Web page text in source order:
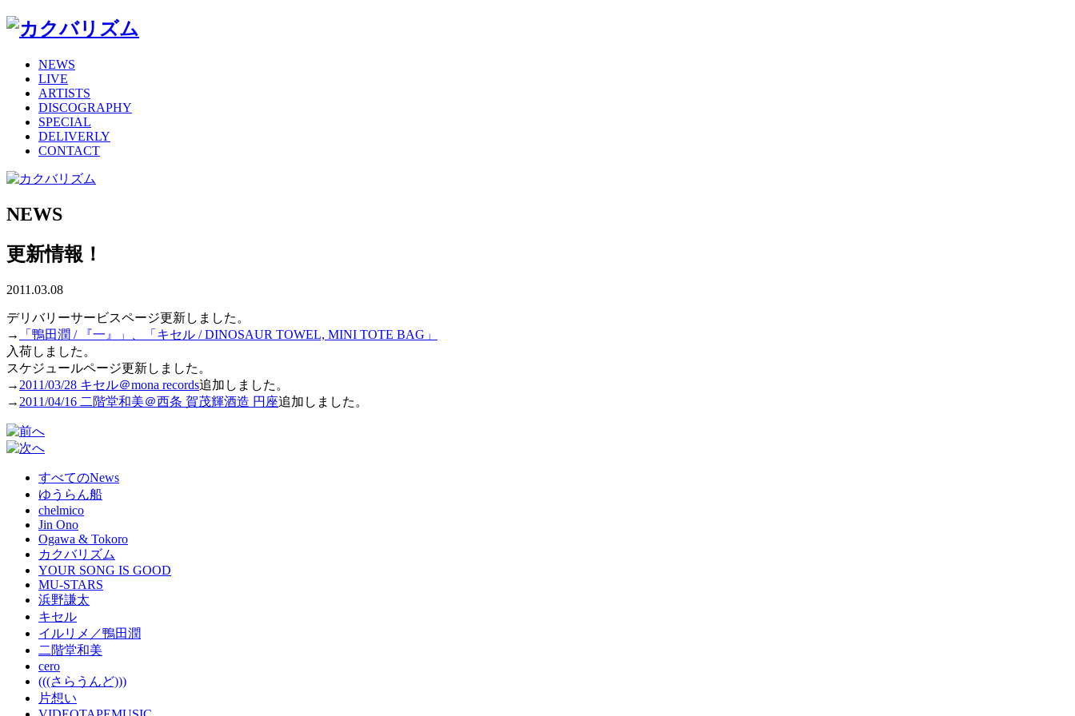
NEWS
LIVE
ARTISTS
DISCOGRAPHY
SPECIAL
DELIVERLY
CONTACT
NEWS
更新情報！
2011.03.08
デリバリーサービスページ更新しました。
→
「鴨田潤 / 『一』」、「キセル / DINOSAUR TOWEL, MINI TOTE BAG」
入荷しました。
スケジュールページ更新しました。
→ 2011/03/28 キセル＠mona records追加しました。
→ 2011/04/16 二階堂和美＠西条 賀茂輝酒造 円座追加しました。
すべてのNews
ゆうらん船
chelmico
Jin Ono
Ogawa & Tokoro
カクバリズム
YOUR SONG IS GOOD
MU-STARS
浜野謙太
キセル
イルリメ／鴨田潤
二階堂和美
cero
(((さらうんど)))
片想い